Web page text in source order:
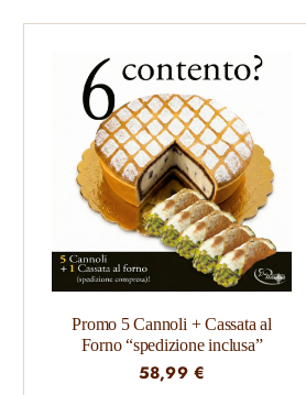
Promo 5 Cannoli + Cassata al
Forno “spedizione inclusa”
58,99€